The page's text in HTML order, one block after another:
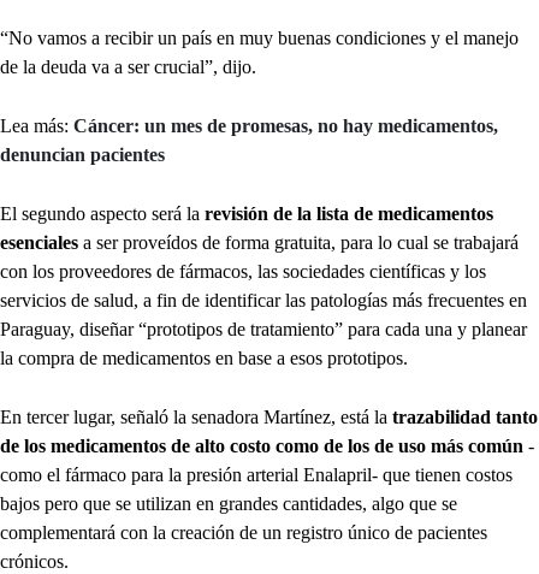
“No vamos a recibir un país en muy buenas condiciones y el manejo
de la deuda va a ser crucial”, dijo.
Lea más: Cáncer: un mes de promesas, no hay medicamentos,
denuncian pacientes
El segundo aspecto será la revisión de la lista de medicamentos
esenciales a ser proveídos de forma gratuita, para lo cual se trabajará
con los proveedores de fármacos, las sociedades científicas y los
servicios de salud, a fin de identificar las patologías más frecuentes en
Paraguay, diseñar “prototipos de tratamiento” para cada una y planear
la compra de medicamentos en base a esos prototipos.
En tercer lugar, señaló la senadora Martínez, está la trazabilidad tanto
de los medicamentos de alto costo como de los de uso más común -
como el fármaco para la presión arterial Enalapril- que tienen costos
bajos pero que se utilizan en grandes cantidades, algo que se
complementará con la creación de un registro único de pacientes
crónicos.